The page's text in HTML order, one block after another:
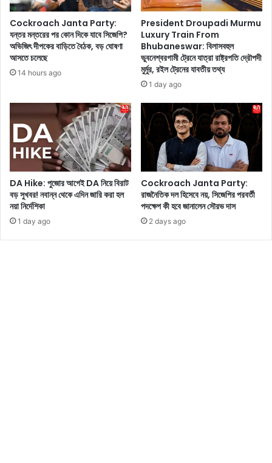
রূ
পা
ন্ত
রি
ত
ক
Cockroach Janta Party:
যন্তর মন্তরের পর কোন দিকে যাবে সিজেপি?
অভিজিৎ দীপকের বাড়িতে বৈঠক, বড় ঘোষণা
আসতে চলেছে
14 hours ago
President Droupadi Murmu
Luxury Train From
Bhubaneswar: বিলাসবহুল
ভুবনেশ্বরগামী ট্রেনে যাত্রা রাষ্ট্রপতি দ্রৌপদী
মুর্মুর, রইল ট্রেনের যাবতীয় তথ্য
1 day ago
DA Hike: পুজোর আগেই DA নিয়ে বিরাট
বড় সুখবর! নবান্ন থেকে এদিন জারি করা হল
নয়া নির্দেশিকা
1 day ago
Cockroach Janta Party:
রাজনৈতিক দল হিসেবে নয়, সিজেপির পরবর্তী
পদক্ষেপ কী হবে জানালেন সৌরভ দাস
2 days ago